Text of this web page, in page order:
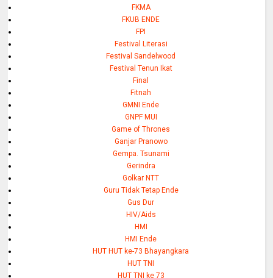
FKMA
FKUB ENDE
FPI
Festival Literasi
Festival Sandelwood
Festival Tenun Ikat
Final
Fitnah
GMNI Ende
GNPF MUI
Game of Thrones
Ganjar Pranowo
Gempa. Tsunami
Gerindra
Golkar NTT
Guru Tidak Tetap Ende
Gus Dur
HIV/Aids
HMI
HMI Ende
HUT HUT ke-73 Bhayangkara
HUT TNI
HUT TNI ke 73